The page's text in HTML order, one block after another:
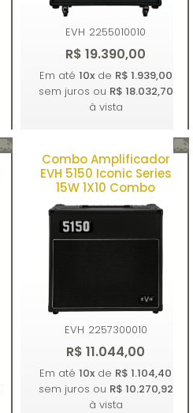
EVH 2255010010
R$ 19.390,00
Comprar
Em até 10xde R$ 1.939,00
sem juros ou R$ 18.032,70
à vista
Combo Amplificador
EVH 5150 Iconic Series
15W 1X10 Combo
EVH 2257300010
R$ 11.044,00
Em até 10x de R$ 1.104,40
sem juros ou R$ 10.270,92
à vista